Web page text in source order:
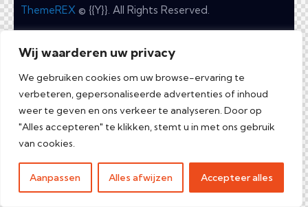
Wij waarderen uw privacy
We gebruiken cookies om uw browse-ervaring te
verbeteren, gepersonaliseerde advertenties of inhoud
weer te geven en ons verkeer te analyseren. Door op
"Alles accepteren" te klikken, stemt u in met ons gebruik
van cookies.
Aanpassen Alles afwijzen Accepteer alles
ThemeREX © {{Y}}. All Rights Reserved.